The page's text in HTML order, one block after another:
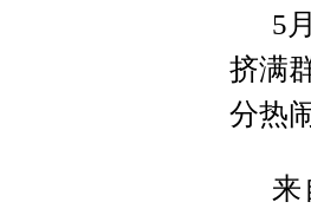
5
挤满
分热